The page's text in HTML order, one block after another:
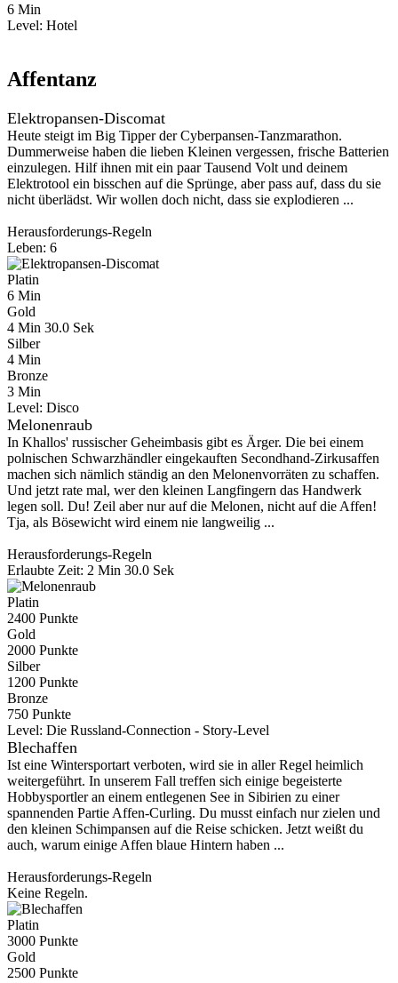
6 Min
Level: Hotel
Affentanz
Elektropansen-Discomat
Heute steigt im Big Tipper der Cyberpansen-Tanzmarathon.
Dummerweise haben die lieben Kleinen vergessen, frische Batterien
einzulegen. Hilf ihnen mit ein paar Tausend Volt und deinem
Elektrotool ein bisschen auf die Sprünge, aber pass auf, dass du sie
nicht überlädst. Wir wollen doch nicht, dass sie explodieren ...
Herausforderungs-Regeln
Leben: 6
Platin
6 Min
Gold
4 Min 30.0 Sek
Silber
4 Min
Bronze
3 Min
Level: Disco
Melonenraub
In Khallos' russischer Geheimbasis gibt es Ärger. Die bei einem
polnischen Schwarzhändler eingekauften Secondhand-Zirkusaffen
machen sich nämlich ständig an den Melonenvorräten zu schaffen.
Und jetzt rate mal, wer den kleinen Langfingern das Handwerk
legen soll. Du! Zeil aber nur auf die Melonen, nicht auf die Affen!
Tja, als Bösewicht wird einem nie langweilig ...
Herausforderungs-Regeln
Erlaubte Zeit: 2 Min 30.0 Sek
Platin
2400 Punkte
Gold
2000 Punkte
Silber
1200 Punkte
Bronze
750 Punkte
Level: Die Russland-Connection - Story-Level
Blechaffen
Ist eine Wintersportart verboten, wird sie in aller Regel heimlich
weitergeführt. In unserem Fall treffen sich einige begeisterte
Hobbysportler an einem entlegenen See in Sibirien zu einer
spannenden Partie Affen-Curling. Du musst einfach nur zielen und
den kleinen Schimpansen auf die Reise schicken. Jetzt weißt du
auch, warum einige Affen blaue Hintern haben ...
Herausforderungs-Regeln
Keine Regeln.
Platin
3000 Punkte
Gold
2500 Punkte